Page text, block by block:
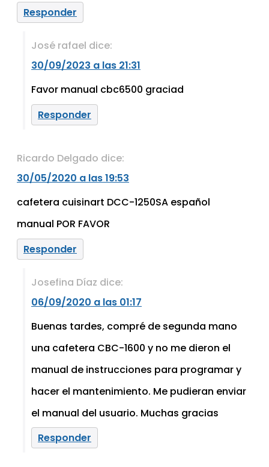
Responder
José rafael dice:
30/09/2023 a las 21:31
Favor manual cbc6500 graciad
Responder
Ricardo Delgado dice:
30/05/2020 a las 19:53
cafetera cuisinart DCC-1250SA español
manual POR FAVOR
Responder
Josefina Díaz dice:
06/09/2020 a las 01:17
Buenas tardes, compré de segunda mano
una cafetera CBC-1600 y no me dieron el
manual de instrucciones para programar y
hacer el mantenimiento. Me pudieran enviar
el manual del usuario. Muchas gracias
Responder